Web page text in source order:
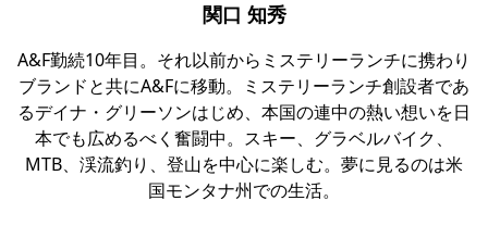
関口 知秀
A&F勤続10年目。それ以前からミステリーランチに携わり
ブランドと共にA&Fに移動。ミステリーランチ創設者であ
るデイナ・グリーソンはじめ、本国の連中の熱い想いを日
本でも広めるべく奮闘中。スキー、グラベルバイク、
MTB、渓流釣り、登山を中心に楽しむ。夢に見るのは米
国モンタナ州での生活。